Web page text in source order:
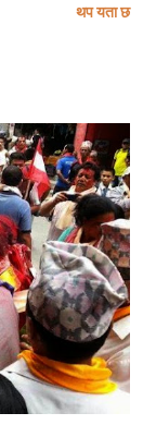
अनलाइन
अनलाइन पत्रिकाले
निशानी मगर ।
बान्की परेका
डा. गोविन्द भट्टरा ई
थप यता छ